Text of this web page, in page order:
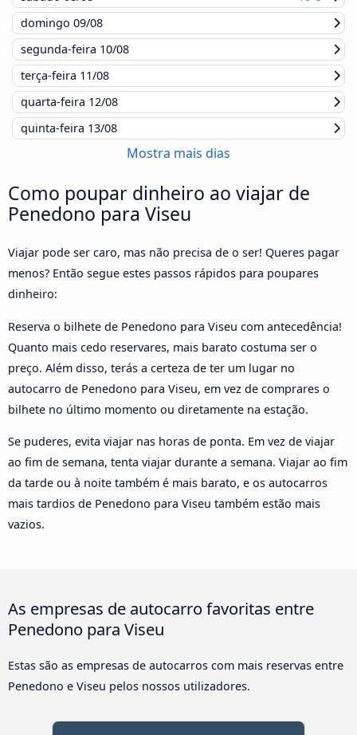
domingo 09/08
segunda-feira 10/08
terça-feira 11/08
quarta-feira 12/08
quinta-feira 13/08
Mostra mais dias
Como poupar dinheiro ao viajar de
Penedono para Viseu
Viajar pode ser caro, mas não precisa de o ser! Queres pagar
menos? Então segue estes passos rápidos para poupares
dinheiro:
Reserva o bilhete de Penedono para Viseu com antecedência!
Quanto mais cedo reservares, mais barato costuma ser o
preço. Além disso, terás a certeza de ter um lugar no
autocarro de Penedono para Viseu, em vez de comprares o
bilhete no último momento ou diretamente na estação.
Se puderes, evita viajar nas horas de ponta. Em vez de viajar
ao fim de semana, tenta viajar durante a semana. Viajar ao fim
da tarde ou à noite também é mais barato, e os autocarros
mais tardios de Penedono para Viseu também estão mais
vazios.
As empresas de autocarro favoritas entre
Penedono para Viseu
Estas são as empresas de autocarros com mais reservas entre
Penedono e Viseu pelos nossos utilizadores.